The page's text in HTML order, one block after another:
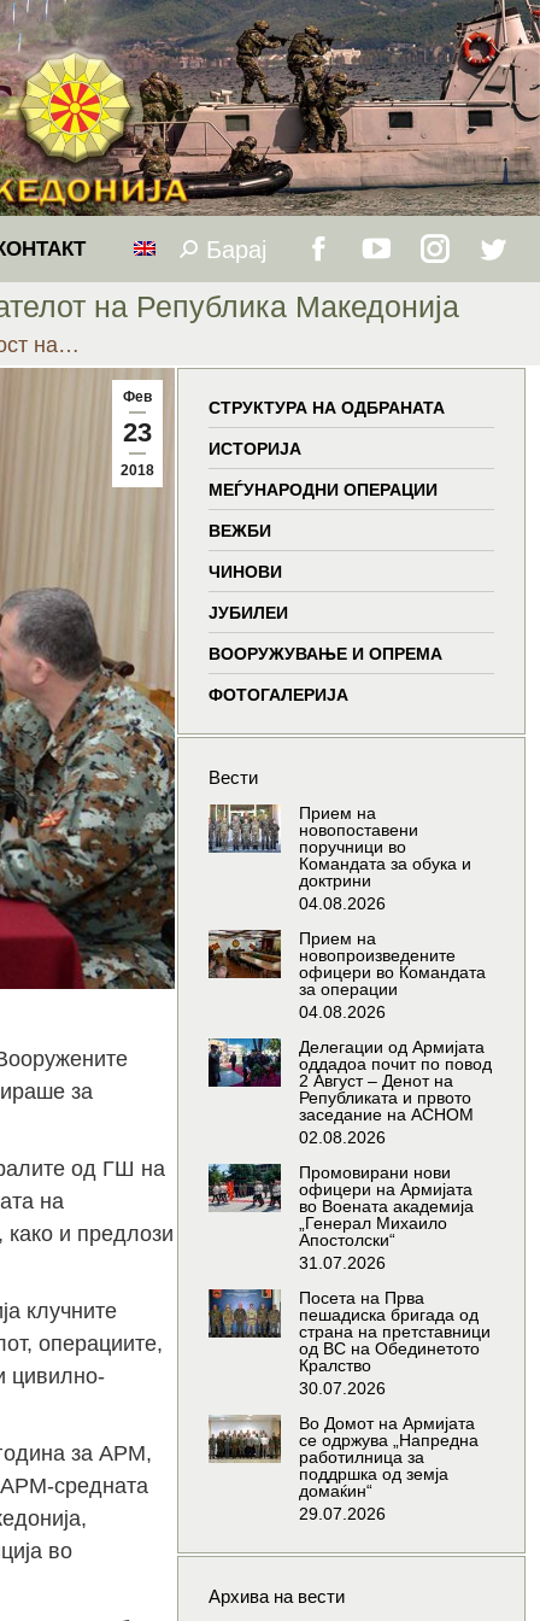
Search:
Барај
new
window
new
window
new
window
на Република Македонија
на…
Фев
23
2018
за
од ГШ на
на
и предлози
клучните
операциите,
цивилно-
за АРМ,
средната
во
СТРУКТУРА НА ОДБРАНАТА
ИСТОРИЈА
МЕЃУНАРОДНИ ОПЕРАЦИИ
ВЕЖБИ
ЧИНОВИ
ЈУБИЛЕИ
ВООРУЖУВАЊЕ И ОПРЕМА
ФОТОГАЛЕРИЈА
Вести
Прием на
новопоставени
поручници во
Командата за обука и
доктрини
04.08.2026
Прием на
новопроизведените
офицери во Командата
за операции
04.08.2026
Делегации од Армијата
оддадоа почит по повод
2 Август – Денот на
Републиката и првото
заседание на АСНОМ
02.08.2026
Промовирани нови
офицери на Армијата
во Воената академија
„Генерал Михаило
Апостолски“
31.07.2026
Посета на Прва
пешадиска бригада од
страна на претставници
од ВС на Обединетото
Кралство
30.07.2026
Во Домот на Армијата
се одржува „Напредна
работилница за
поддршка од земја
домаќин“
29.07.2026
Архива на вести